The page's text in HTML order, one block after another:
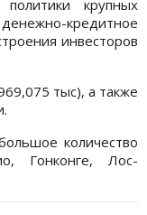
крупных
кредитное
инвесторов
тыс), а также
количество
Гонконге, Лос-